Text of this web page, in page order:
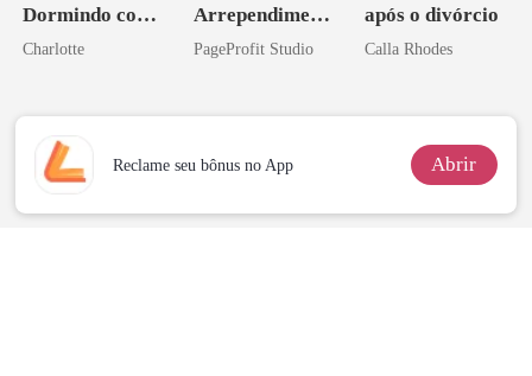
Dormindo com
o Tio do Meu
Charlotte
Arrependiment
o do Alfa: O
PageProfit Studio
após o divórcio
Calla Rhodes
Reclame seu bônus no App Abrir